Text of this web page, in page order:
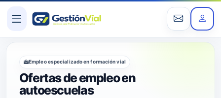
Empleo especializado en formación vial
Ofertas de empleo en
autoescuelas